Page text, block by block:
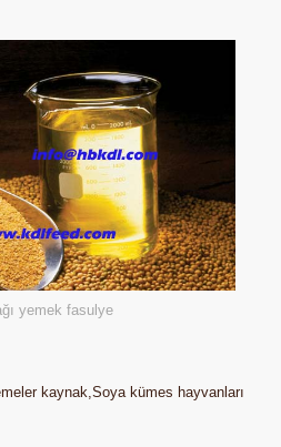
yemek fasulye
kaynak,Soya kümes hayvanları